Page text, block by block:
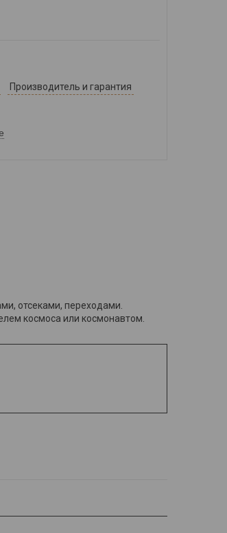
Производитель и гарантия
отсеками, переходами.
космоса или космонавтом.